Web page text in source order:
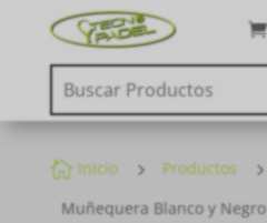
 Inicio 5 Productos 5
Muñequera Blanco y Negro